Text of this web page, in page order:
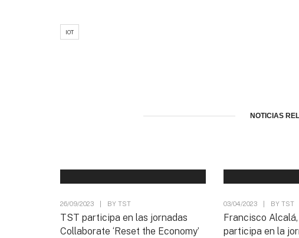
IOT
NOTICIAS
26/09/2023 BY TST
TST participa en las jornadas
Collaborate ‘Reset the Economy’
03/04/2023 BYTST
Francisco Alcalá,
participa en la